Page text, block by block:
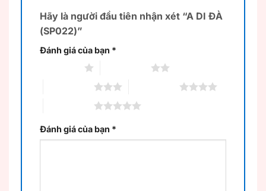
Hãy là người đầu tiên nhận xét “A DI ĐÀ
(SP022)”
Đánh giá của bạn *
Đánh giá của bạn *